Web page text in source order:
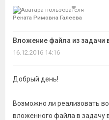
Рената Римовна Галеева
Вложение файла из задачи
16.12.2016 14:16
Добрый день!
Возможно ли реализовать
вложенного файла в задачу